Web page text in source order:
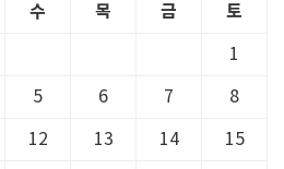
수 목 금 토
1
5 6 7 8
12 13 14 15